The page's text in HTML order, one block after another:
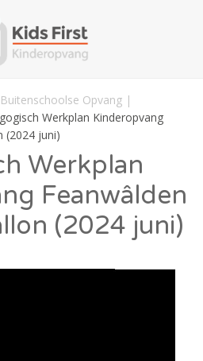
Opvang |
Werkplan Kinderopvang
(2024 juni)
Werkplan
Feanwâlden
(2024 juni)